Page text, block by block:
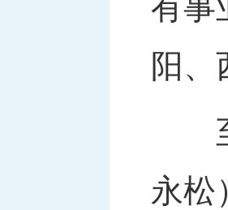
有事
阳、
至
永松